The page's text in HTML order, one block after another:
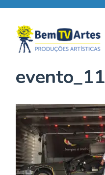
Skip
content
evento_11